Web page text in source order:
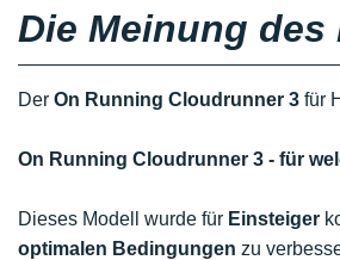
Die Meinung des
Der On Running Cloudrunner 3 für
On Running Cloudrunner 3 - für
Dieses Modell wurde für Einsteiger
optimalen Bedingungen zu